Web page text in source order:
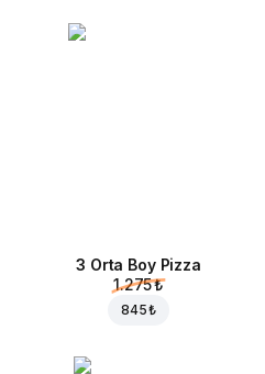
3 Orta Boy Pizza
1.275 ₺
845 ₺